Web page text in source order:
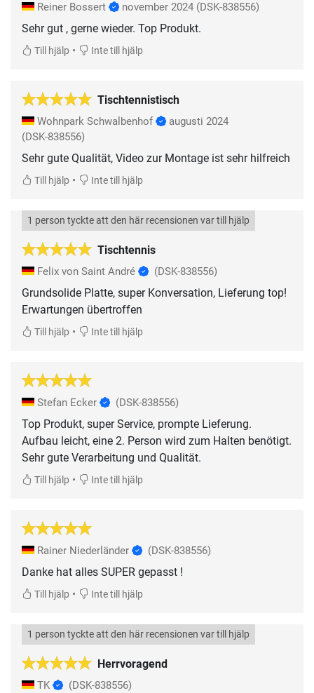
Reiner Bossert november 2024 (DSK-838556)
Sehr gut , gerne wieder. Top Produkt.
Till hjälp • Inte till hjälp
Tischtennistisch
Wohnpark Schwalbenhof
augusti 2024
(DSK-838556)
Sehr gute Qualität, Video zur Montage ist sehr hilfreich
Till hjälp • Inte till hjälp
Tischtennis
1 person tyckte att den här recensionen var till hjälp
Felix von Saint André (DSK-838556)
Grundsolide Platte, super Konversation, Lieferung top!
Erwartungen übertroffen
Till hjälp • Inte till hjälp
Stefan Ecker (DSK-838556)
Top Produkt, super Service, prompte Lieferung.
Aufbau leicht, eine 2. Person wird zum Halten benötigt.
Sehr gute Verarbeitung und Qualität.
Till hjälp • Inte till hjälp
Rainer Niederländer (DSK-838556)
Danke hat alles SUPER gepasst !
Till hjälp • Inte till hjälp
Herrvoragend
1 person tyckte att den här recensionen var till hjälp
TK (DSK-838556)